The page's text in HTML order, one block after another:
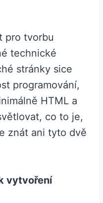
pro tvorbu
technické
stránky sice
programování,
HTML a
co to je,
znát ani tyto dvě
vytvoření